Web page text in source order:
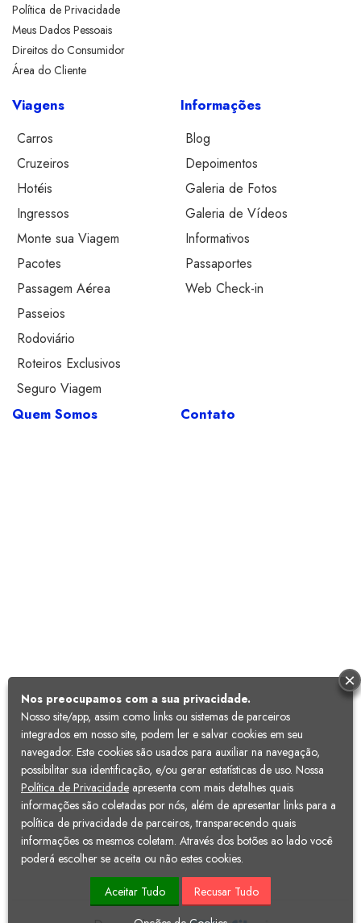
Política de Privacidade
Meus Dados Pessoais
Direitos do Consumidor
Área do Cliente
Viagens
Carros
Cruzeiros
Hotéis
Ingressos
Monte sua Viagem
Pacotes
Passagem Aérea
Passeios
Rodoviário
Roteiros Exclusivos
Seguro Viagem
Informações
Blog
Depoimentos
Galeria de Fotos
Galeria de Vídeos
Informativos
Passaportes
Web Check-in
Quem Somos Contato
Nos preocupamos com a sua privacidade.
Nosso site/app, assim como links ou sistemas de parceiros
integrados em nosso site, podem ler e salvar cookies em seu
navegador. Este cookies são usados para auxiliar na navegação,
possibilitar sua identificação, e/ou gerar estatísticas de uso. Nossa
Política de Privacidade apresenta com mais detalhes quais
informações são coletadas por nós, além de apresentar links para a
política de privacidade de parceiros, transparecendo quais
informações os mesmos coletam. Através dos botões ao lado você
poderá escolher se aceita ou não estes cookies.
Aceitar Tudo
Recusar Tudo
×